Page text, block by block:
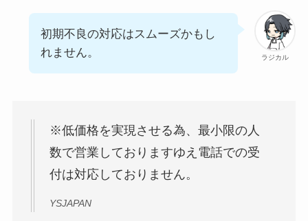
ラジカル
初期不良の対応はスムーズかもし
れません。
※低価格を実現させる為、最小限の人
数で営業しておりますゆえ電話での受
付は対応しておりません。
YSJAPAN